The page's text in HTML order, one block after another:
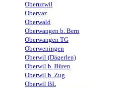
Oberuzwil
Obervaz
Oberwald
Oberwangen b. Bern
Oberwangen TG
Oberweningen
Oberwil (Dägerlen)
Oberwil b. Büren
Oberwil b. Zug
Oberwil BL